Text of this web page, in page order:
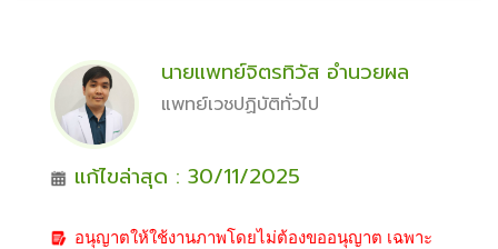
นายแพทย์จิตรทิวัส อำนวยผล
แพทย์เวชปฏิบัติทั่วไป
แก้ไขล่าสุด : 30/11/2025
อนุญาตให้ใช้งานภาพโดยไม่ต้องขออนุญาต เฉพาะ